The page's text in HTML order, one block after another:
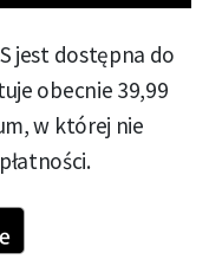
jest dostępna do
obecnie 39,99
w której nie